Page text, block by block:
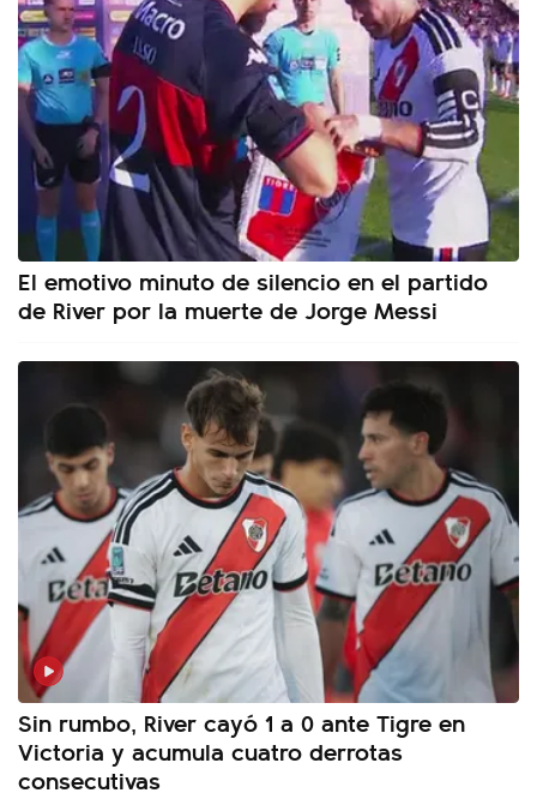
El emotivo minuto de silencio en el partido
de River por la muerte de Jorge Messi
Sin rumbo, River cayó 1 a 0 ante Tigre en
Victoria y acumula cuatro derrotas
consecutivas